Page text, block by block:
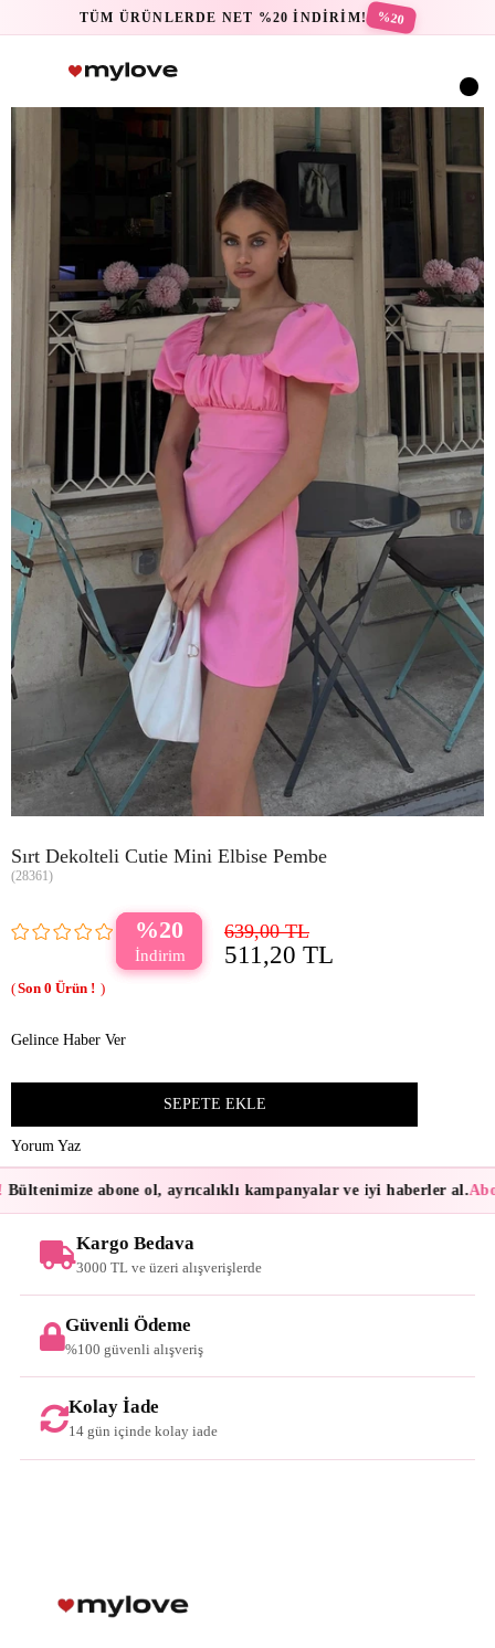
TÜM ÜRÜNLERDE NET %20 İNDİRİM! %20
Sırt Dekolteli Cutie Mini Elbise Pembe
(28361)
20 639,00 TL
511,20 TL
0
Gelince Haber Ver
Yorum Yaz
abone ol, ayrıcalıklı kampanyalar ve iyi haberler al.
Kargo Bedava
3000 TL ve üzeri alışverişlerde
Güvenli Ödeme
%100 güvenli alışveriş
Kolay İade
14 gün içinde kolay iade